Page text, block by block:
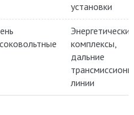
установки
Энергетические
комплексы,
дальние
линии